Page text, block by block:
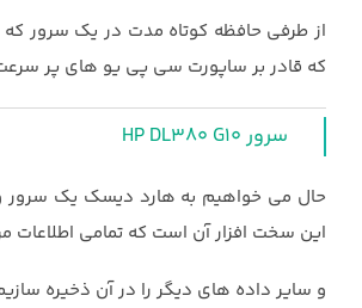
از طرفی حافظه کوتاه مدت در یک سرور که
که قادر بر ساپورت سی پی یو های پر
سرور HP DL380 G10
این سخت افزار آن است که تمامی اطلاعات
و سایر داده های دیگر را در آن ذخیره